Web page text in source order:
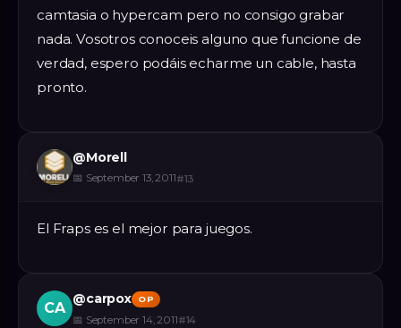
camtasia o hypercam pero no consigo grabar
nada. Vosotros conoceis alguno que funcione de
verdad, espero podáis echarme un cable, hasta
pronto.
@Morell
📅 September 13, 2011#13
El Fraps es el mejor para juegos.
CA
@carpox OP
📅 September 14, 2011#14